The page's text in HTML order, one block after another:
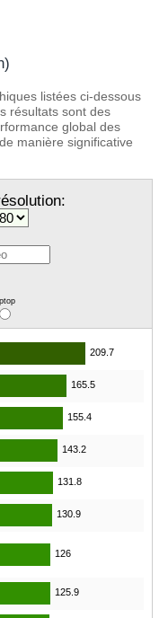
listées ci-dessous
résultats sont des
global des
manière significative
209.7
165.5
155.4
143.2
131.8
130.9
126
125.9